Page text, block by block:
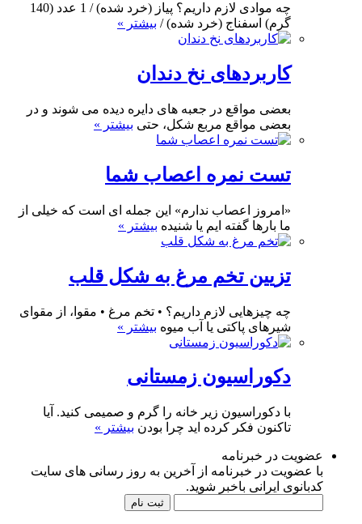
چه موادی لازم داریم؟ پیاز (خرد شده) / 1 عدد (140
گرم) اسفناج (خرد شده) / بیشتر »
کاربردهای نخ دندان
بعضی مواقع در جعبه های دایره دیده می شوند و در
بعضی مواقع مربع شکل، حتی بیشتر »
تست نمره اعصاب شما
«امروز اعصاب ندارم» این جمله ای است که خیلی از
ما بارها گفته ایم یا شنیده بیشتر »
تزیین تخم مرغ به شکل قلب
چه چیزهایی لازم داریم؟ • تخم مرغ • مقوا، از مقوای
شیرهای پاکتی یا آب میوه بیشتر »
دکوراسیون زمستانی
با دکوراسیون زیر خانه را گرم و صمیمی کنید. آیا
تاکنون فکر کرده اید چرا بودن بیشتر »
عضویت در خبرنامه
با عضویت در خبرنامه از آخرین به روز رسانی های سایت
کدبانوی ایرانی باخبر شوید.